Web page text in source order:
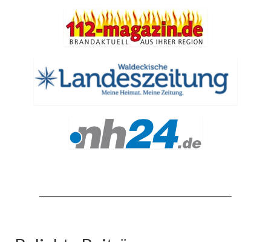
Jahresrückblick 2021
Jahresrückblick 2023
Tag der offenen Tür 2015
Tag der offenen Tür 2018